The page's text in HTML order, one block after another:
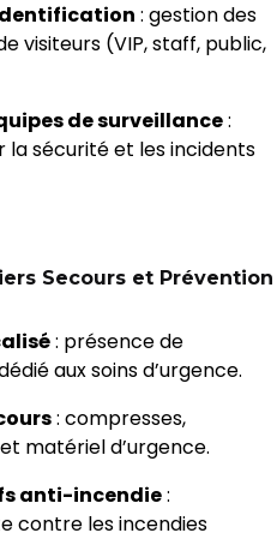
: gestion des
visiteurs (VIP, staff, public,
de surveillance:
sécurité et les incidents
Secours et Prévention
: présence de
aux soins d’urgence.
: compresses,
matériel d’urgence.
anti-incendie:
contre les incendies